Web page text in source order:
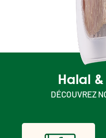
halal
et
Halal
DÉCOUVREZ